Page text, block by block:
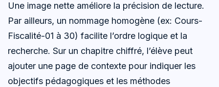
Une image nette améliore la précision de lecture.
Par ailleurs, un nommage homogène (ex: Cours-
Fiscalité-01 à 30) facilite l’ordre logique et la
recherche. Sur un chapitre chiffré, l’élève peut
ajouter une page de contexte pour indiquer les
objectifs pédagogiques et les méthodes